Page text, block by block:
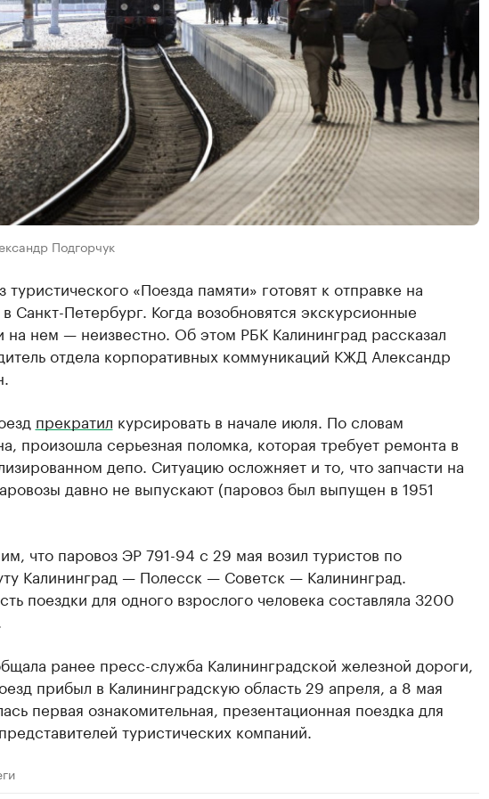
Подгорчук
туристического «Поезда памяти» готовят к отправке на
Санкт-Петербург. Когда возобновятся экскурсионные
на нем — неизвестно. Об этом РБК Калининград рассказал
отдела корпоративных коммуникаций КЖД Александр
прекратил курсировать в начале июля. По словам
произошла серьезная поломка, которая требует ремонта в
депо. Ситуацию осложняет и то, что запчасти на
давно не выпускают (паровоз был выпущен в 1951
что паровоз ЭР 791-94 с 29 мая возил туристов по
Калининград — Полесск — Советск — Калининград.
поездки для одного взрослого человека составляла 3200
ранее пресс-служба Калининградской железной дороги,
прибыл в Калининградскую область 29 апреля, а 8 мая
первая ознакомительная, презентационная поездка для
туристических компаний.